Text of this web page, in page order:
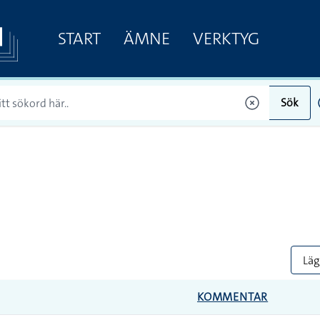
START ÄMNE VERKTYG
Sök
KOMMENTAR